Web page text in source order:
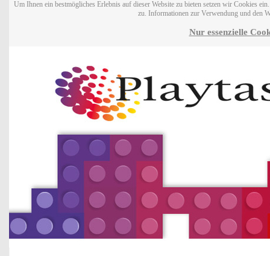
Um Ihnen ein bestmögliches Erlebnis auf dieser Website zu bieten setzen wir Cookies
zu. Informationen zur Verwendung und den
Nur essenzielle